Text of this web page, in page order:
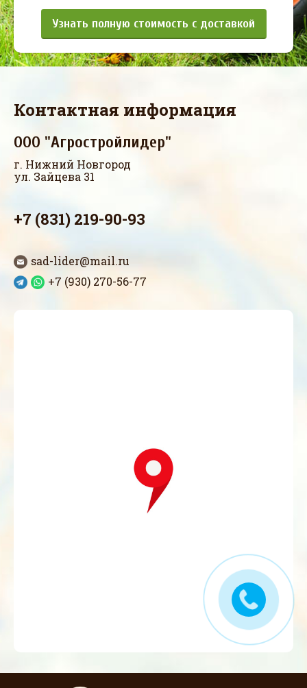
Узнать полную стоимость с доставкой
Контактная информация
ООО "Агростройлидер"
г. Нижний Новгород
ул. Зайцева 31
+7 (831) 219-90-93
sad-lider@mail.ru
+7 (930) 270-56-77